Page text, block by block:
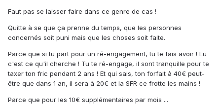
Faut pas se laisser faire dans ce genre de cas !
Quitte à se que ça prenne du temps, que les personnes
concernés soit puni mais que les choses soit faite.
Parce que si tu part pour un ré-engagement, tu te fais avoir ! Eu
c'est ce qu'il cherche ! Tu te ré-engage, il sont tranquille pour te
taxer ton fric pendant 2 ans ! Et qui sais, ton forfait à 40€ peut-
être que dans 1 an, il sera à 20€ et la SFR ce frotte les mains !
Parce que pour les 10€ supplémentaires par mois ...